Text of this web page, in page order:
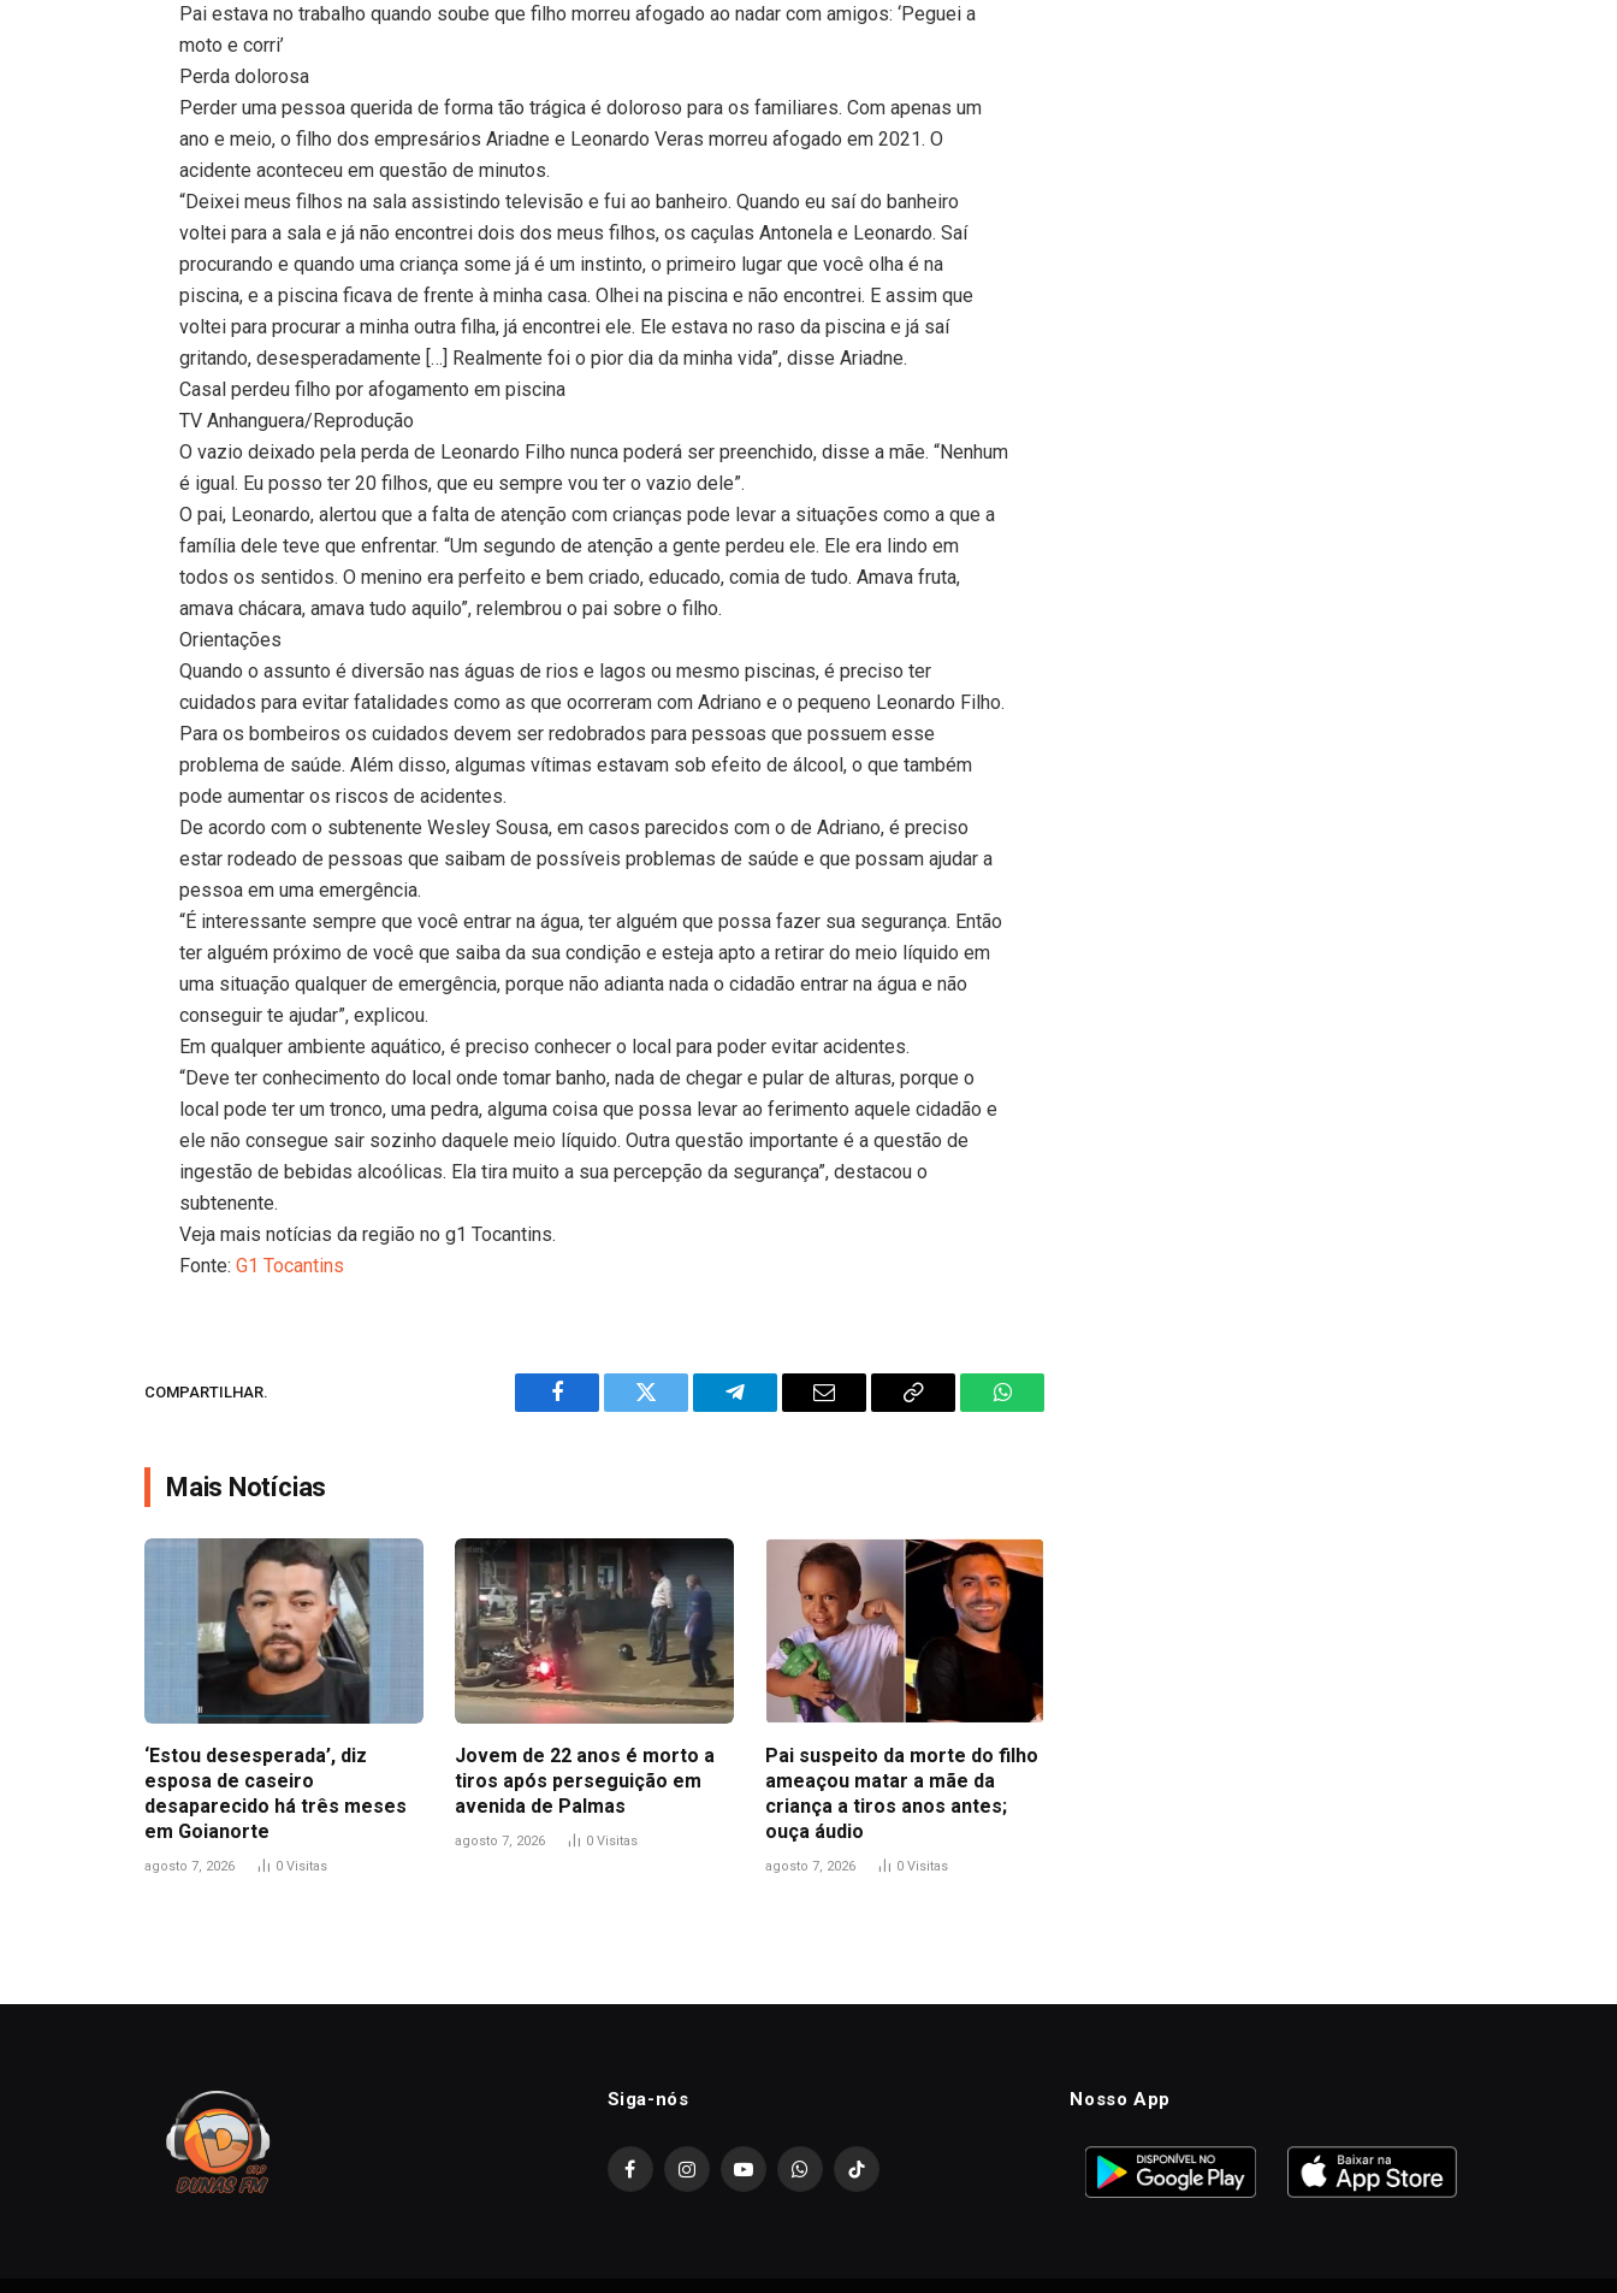
Pai estava no trabalho quando soube que filho morreu afogado ao nadar com amigos: ‘Peguei a
moto e corri’
Perda dolorosa
Perder uma pessoa querida de forma tão trágica é doloroso para os familiares. Com apenas um
ano e meio, o filho dos empresários Ariadne e Leonardo Veras morreu afogado em 2021. O
acidente aconteceu em questão de minutos.
“Deixei meus filhos na sala assistindo televisão e fui ao banheiro. Quando eu saí do banheiro
voltei para a sala e já não encontrei dois dos meus filhos, os caçulas Antonela e Leonardo. Saí
procurando e quando uma criança some já é um instinto, o primeiro lugar que você olha é na
piscina, e a piscina ficava de frente à minha casa. Olhei na piscina e não encontrei. E assim que
voltei para procurar a minha outra filha, já encontrei ele. Ele estava no raso da piscina e já saí
gritando, desesperadamente […] Realmente foi o pior dia da minha vida”, disse Ariadne.
Casal perdeu filho por afogamento em piscina
TV Anhanguera/Reprodução
O vazio deixado pela perda de Leonardo Filho nunca poderá ser preenchido, disse a mãe. “Nenhum
é igual. Eu posso ter 20 filhos, que eu sempre vou ter o vazio dele”.
O pai, Leonardo, alertou que a falta de atenção com crianças pode levar a situações como a que a
família dele teve que enfrentar. “Um segundo de atenção a gente perdeu ele. Ele era lindo em
todos os sentidos. O menino era perfeito e bem criado, educado, comia de tudo. Amava fruta,
amava chácara, amava tudo aquilo”, relembrou o pai sobre o filho.
Orientações
Quando o assunto é diversão nas águas de rios e lagos ou mesmo piscinas, é preciso ter
cuidados para evitar fatalidades como as que ocorreram com Adriano e o pequeno Leonardo Filho.
Para os bombeiros os cuidados devem ser redobrados para pessoas que possuem esse
problema de saúde. Além disso, algumas vítimas estavam sob efeito de álcool, o que também
pode aumentar os riscos de acidentes.
De acordo com o subtenente Wesley Sousa, em casos parecidos com o de Adriano, é preciso
estar rodeado de pessoas que saibam de possíveis problemas de saúde e que possam ajudar a
pessoa em uma emergência.
“É interessante sempre que você entrar na água, ter alguém que possa fazer sua segurança. Então
ter alguém próximo de você que saiba da sua condição e esteja apto a retirar do meio líquido em
uma situação qualquer de emergência, porque não adianta nada o cidadão entrar na água e não
conseguir te ajudar”, explicou.
Em qualquer ambiente aquático, é preciso conhecer o local para poder evitar acidentes.
“Deve ter conhecimento do local onde tomar banho, nada de chegar e pular de alturas, porque o
local pode ter um tronco, uma pedra, alguma coisa que possa levar ao ferimento aquele cidadão e
ele não consegue sair sozinho daquele meio líquido. Outra questão importante é a questão de
ingestão de bebidas alcoólicas. Ela tira muito a sua percepção da segurança”, destacou o
subtenente.
Veja mais notícias da região no g1 Tocantins.
Fonte:G1 Tocantins
COMPARTILHAR.
Facebook Twitter Telegram Email
Copy
WhatsApp
Mais Notícias
‘Estou desesperada’, diz
esposa de caseiro
desaparecido há três meses
em Goianorte
agosto 7, 2026 0 Visitas
Jovem de 22 anos é morto a
tiros após perseguição em
avenida de Palmas
agosto 7, 2026 0 Visitas
Pai suspeito da morte do filho
ameaçou matar a mãe da
criança a tiros anos antes;
ouça áudio
agosto 7, 2026 0 Visitas
Siga-nós
FacebookInstagramYouTubeWhatsAppTikTok
Nosso App